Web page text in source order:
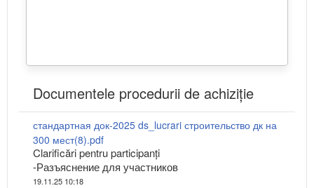
Documentele procedurii de achiziție
стандартная док-2025 ds_lucrari строительство дк на
300 мест(8).pdf
Clarificări pentru participanți
-Разъяснение для участников
19.11.25 10:18